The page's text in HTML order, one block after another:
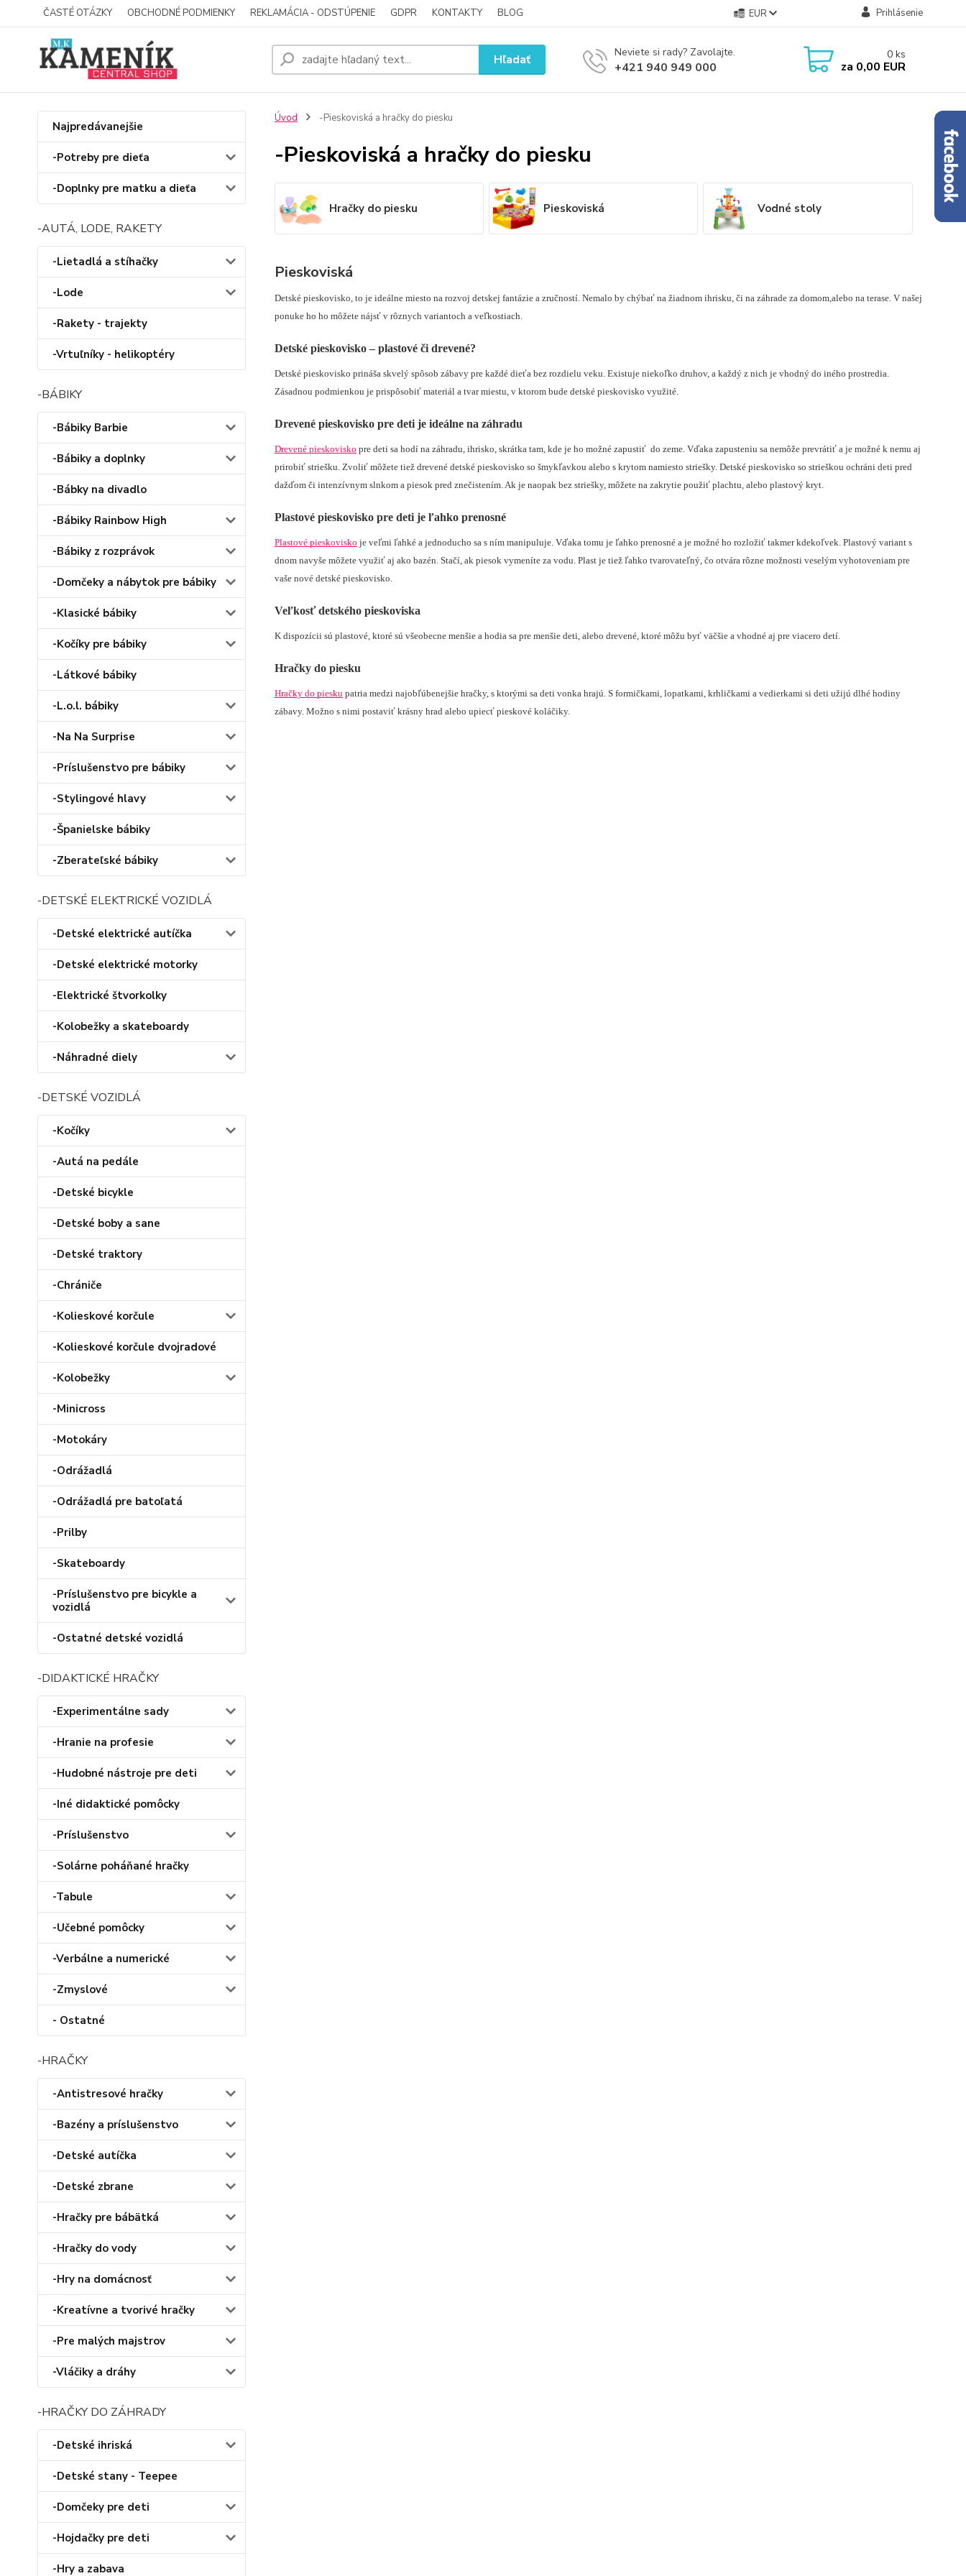
ČASTÉ OTÁZKY OBCHODNÉ PODMIENKY REKLAMÁCIA - ODSTÚPENIE GDPR KONTAKTY BLOG EUR Prihlásenie
Hľadať Neviete si rady? Zavolajte.
+421 940 949 000
0 ks
za 0,00 EUR
Najpredávanejšie
-Potreby pre dieťa
-Doplnky pre matku a dieťa
-AUTÁ, LODE, RAKETY
-Lietadlá a stíhačky
-Lode
-Rakety - trajekty
-Vrtuľníky - helikoptéry
-BÁBIKY
-Bábiky Barbie
-Bábiky a doplnky
-Bábky na divadlo
-Bábiky Rainbow High
-Bábiky z rozprávok
-Domčeky a nábytok pre bábiky
-Klasické bábiky
-Kočíky pre bábiky
-Látkové bábiky
-L.o.l. bábiky
-Na Na Surprise
-Príslušenstvo pre bábiky
-Stylingové hlavy
-Španielske bábiky
-Zberateľské bábiky
-DETSKÉ ELEKTRICKÉ VOZIDLÁ
-Detské elektrické autíčka
-Detské elektrické motorky
-Elektrické štvorkolky
-Kolobežky a skateboardy
-Náhradné diely
-DETSKÉ VOZIDLÁ
-Kočíky
-Autá na pedále
-Detské bicykle
-Detské boby a sane
-Detské traktory
-Chrániče
-Kolieskové korčule
-Kolieskové korčule dvojradové
-Kolobežky
-Minicross
-Motokáry
-Odrážadlá
-Odrážadlá pre batoľatá
-Prilby
-Skateboardy
-Príslušenstvo pre bicykle a
vozidlá
-Ostatné detské vozidlá
-DIDAKTICKÉ HRAČKY
-Experimentálne sady
-Hranie na profesie
-Hudobné nástroje pre deti
-Iné didaktické pomôcky
-Príslušenstvo
-Solárne poháňané hračky
-Tabule
-Učebné pomôcky
-Verbálne a numerické
-Zmyslové
- Ostatné
-HRAČKY
-Antistresové hračky
-Bazény a príslušenstvo
-Detské autíčka
-Detské zbrane
-Hračky pre bábätká
-Hračky do vody
-Hry na domácnosť
-Kreatívne a tvorivé hračky
-Pre malých majstrov
-Vláčiky a dráhy
-HRAČKY DO ZÁHRADY
-Detské ihriská
-Detské stany - Teepee
-Domčeky pre deti
-Hojdačky pre deti
-Hry a zabava
Úvod -Pieskoviská a hračky do piesku
-Pieskoviská a hračky do piesku
Hračky do piesku Pieskoviská Vodné stoly
Pieskoviská
Detské pieskovisko, to je ideálne miesto na rozvoj detskej fantázie a zručností. Nemalo by chýbať na žiadnom ihrisku, či na záhrade za domom,alebo na terase. V našej
ponuke ho ho môžete nájsť v rôznych variantoch a veľkostiach.
Detské pieskovisko – plastové či drevené?
Detské pieskovisko prináša skvelý spôsob zábavy pre každé dieťa bez rozdielu veku. Existuje niekoľko druhov, a každý z nich je vhodný do iného prostredia.
Zásadnou podmienkou je prispôsobiť materiál a tvar miestu, v ktorom bude detské pieskovisko využité.
Drevené pieskovisko pre deti je ideálne na záhradu
Drevené pieskovisko pre deti sa hodí na záhradu, ihrisko, skrátka tam, kde je ho možné zapustiť do zeme. Vďaka zapusteniu sa nemôže prevrátiť a je možné k nemu aj
prirobiť striešku. Zvoliť môžete tiež drevené detské pieskovisko so šmykľavkou alebo s krytom namiesto striešky. Detské pieskovisko so strieškou ochráni deti pred
dažďom či intenzívnym slnkom a piesok pred znečistením. Ak je naopak bez striešky, môžete na zakrytie použiť plachtu, alebo plastový kryt.
Plastové pieskovisko pre deti je ľahko prenosné
Plastové pieskovisko je veľmi ľahké a jednoducho sa s ním manipuluje. Vďaka tomu je ľahko prenosné a je možné ho rozložiť takmer kdekoľvek. Plastový variant s
dnom navyše môžete využiť aj ako bazén. Stačí, ak piesok vymeníte za vodu. Plast je tiež ľahko tvarovateľný, čo otvára rôzne možnosti veselým vyhotoveniam pre
vaše nové detské pieskovisko.
Veľkosť detského pieskoviska
K dispozícii sú plastové, ktoré sú všeobecne menšie a hodia sa pre menšie deti, alebo drevené, ktoré môžu byť väčšie a vhodné aj pre viacero detí.
Hračky do piesku
Hračky do piesku patria medzi najobľúbenejšie hračky, s ktorými sa deti vonka hrajú. S formičkami, lopatkami, krhličkami a vedierkami si deti užijú dlhé hodiny
zábavy. Možno s nimi postaviť krásny hrad alebo upiecť pieskové koláčiky.